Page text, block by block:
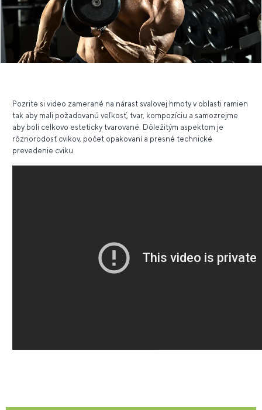
Pozrite si video zamerané na nárast svalovej hmoty v oblasti ramien
tak aby mali požadovanú veľkosť, tvar, kompozíciu a samozrejme
aby boli celkovo esteticky tvarované. Dôležitým aspektom je
rôznorodosť cvikov, počet opakovaní a presné technické
prevedenie cviku.